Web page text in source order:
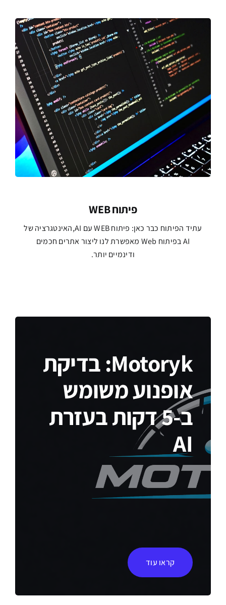
פיתוח WEB
עתיד הפיתוח כבר כאן: פיתוח WEB עם AI,האינטגרציה של
AI בפיתוח Web מאפשרת לנו ליצור אתרים חכמים
ודינמיים יותר.
Motoryk: בדיקת
אופנוע משומש
ב-5 דקות בעזרת
AI
קראו עוד